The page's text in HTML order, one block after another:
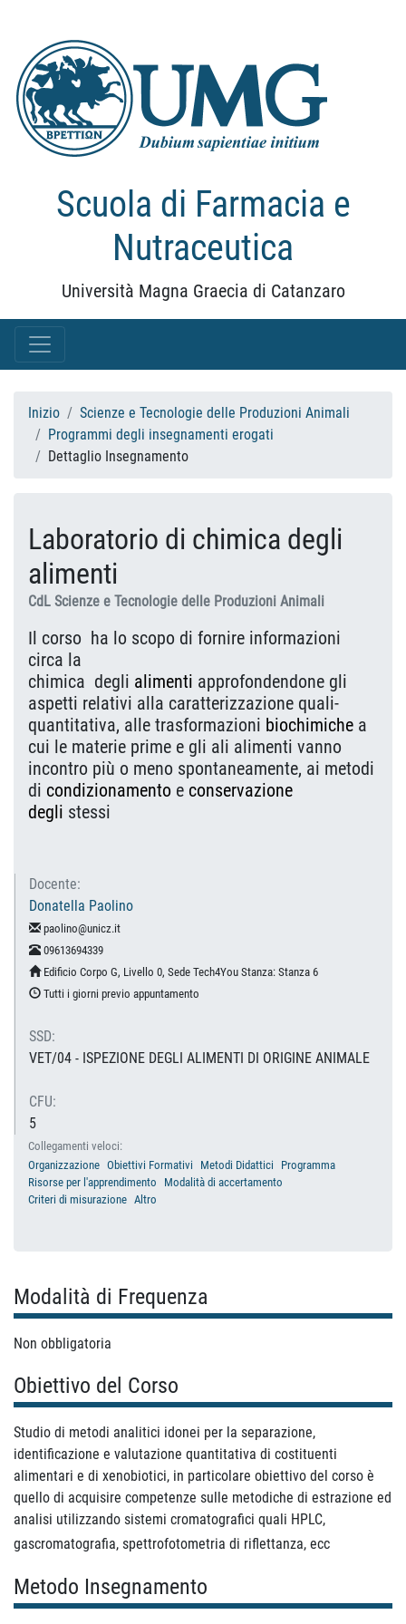
Scuola di Farmacia e
Nutraceutica
Università Magna Graecia di Catanzaro
Inizio
Scienze e Tecnologie delle Produzioni Animali
Programmi degli insegnamenti erogati
Dettaglio Insegnamento
Laboratorio di chimica degli
alimenti
CdL Scienze e Tecnologie delle Produzioni Animali
Il corso ha lo scopo di fornire informazioni
circa la
chimica degli alimenti approfondendone gli
aspetti relativi alla caratterizzazione quali-
quantitativa, alle trasformazioni biochimiche a
cui le materie prime e gli ali alimenti vanno
incontro più o meno spontaneamente, ai metodi
di condizionamento e conservazione
degli stessi
Docente:
Donatella Paolino
paolino@unicz.it
09613694339
Edificio Corpo G, Livello 0, Sede Tech4You Stanza: Stanza 6
Tutti i giorni previo appuntamento
SSD:
VET/04 - ISPEZIONE DEGLI ALIMENTI DI ORIGINE ANIMALE
CFU:
5
Collegamenti veloci:
Organizzazione Obiettivi Formativi Metodi Didattici
Programma
Risorse per l'apprendimento
Modalità di accertamento
Criteri di misurazione Altro
Modalità di Frequenza
Non obbligatoria
Obiettivo del Corso
Studio di metodi analitici idonei per la separazione,
identificazione e valutazione quantitativa di costituenti
alimentari e di xenobiotici, in particolare obiettivo del corso è
quello di acquisire competenze sulle metodiche di estrazione ed
analisi utilizzando sistemi cromatografici quali HPLC,
gascromatografia, spettrofotometria di riflettanza, ecc
Metodo Insegnamento